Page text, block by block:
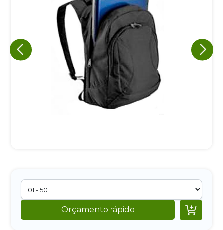
Orçamento rápido 
A nossa empresa está comprometida a proteger e respeitar
sua privacidade, utilizaremos seus dados apenas para fins
de marketing. Você pode alterar suas preferências a
qualquer momento.
Iniciar conversa